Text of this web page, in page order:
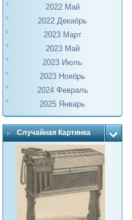
2022 Май
2022 Декабрь
2023 Март
2023 Май
2023 Июль
2023 Ноябрь
2024 Февраль
2025 Январь
Случайная Картинка